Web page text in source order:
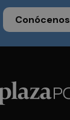
Conócenos